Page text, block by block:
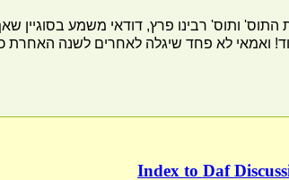
התוס' ותוס' רבינו פרץ, דודאי משמע בסוגיין
ואמאי לא פחד שיגלה לאחרים לשנה האחרת
Index to Daf